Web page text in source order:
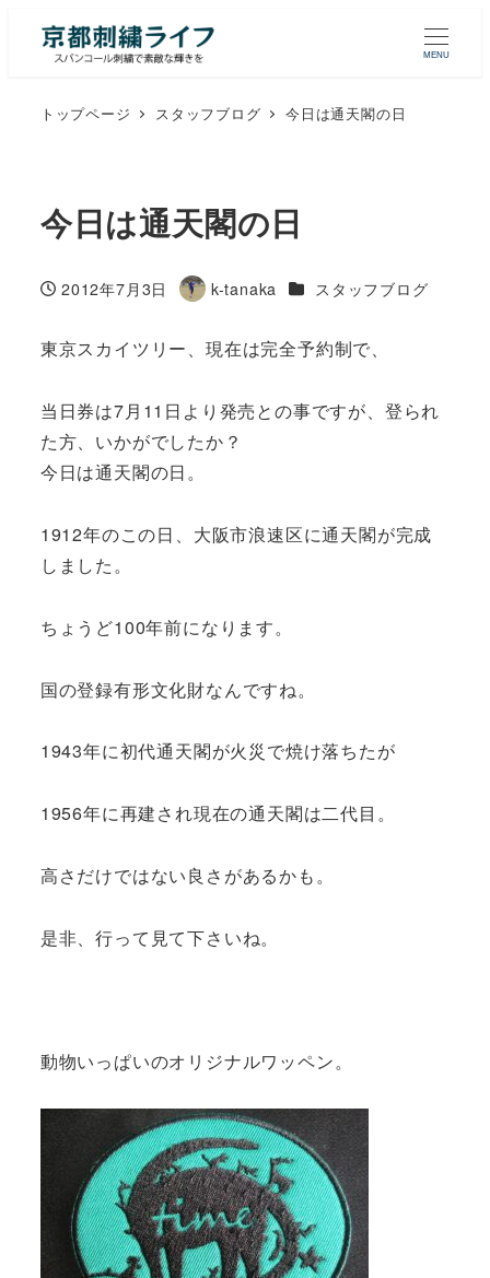
MENU
トップページ スタッフブログ 今日は通天閣の日
今日は通天閣の日
投稿日
2012年7月3日
著
k-tanaka カテゴリー
スタッフブログ
東京スカイツリー、現在は完全予約制で、
当日券は7月11日より発売との事ですが、登られ
た方、いかがでしたか？
今日は通天閣の日。
1912年のこの日、大阪市浪速区に通天閣が完成
しました。
ちょうど100年前になります。
国の登録有形文化財なんですね。
1943年に初代通天閣が火災で焼け落ちたが
1956年に再建され現在の通天閣は二代目。
高さだけではない良さがあるかも。
是非、行って見て下さいね。
動物いっぱいのオリジナルワッペン。